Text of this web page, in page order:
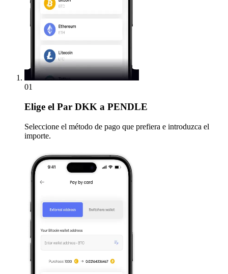
01
Elige el Par DKK a PENDLE
Seleccione el método de pago que prefiera e introduzca el
importe.